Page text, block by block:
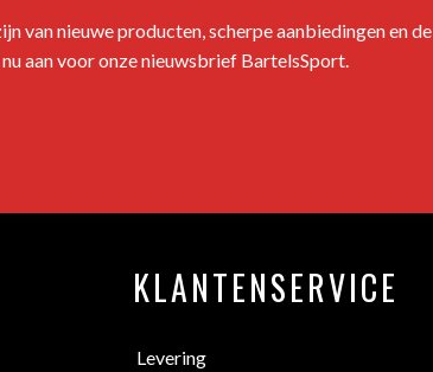
van nieuwe producten, scherpe aanbiedingen en de
aan voor onze nieuwsbrief BartelsSport.
KLANTENSERVICE
Levering